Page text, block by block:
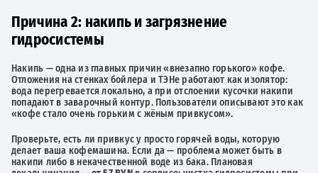
Причина 2: накипь и загрязнение
гидросистемы
Накипь — одна из главных причин «внезапно горького» кофе.
Отложения на стенках бойлера и ТЭНе работают как изолятор:
вода перегревается локально, а при отслоении кусочки накипи
попадают в заварочный контур. Пользователи описывают это как
«кофе стало очень горьким с жёным привкусом».
Проверьте, есть ли привкус у просто горячей воды, которую
делает ваша кофемашина. Если да — проблема может быть в
накипи либо в некачественной воде из бака. Плановая